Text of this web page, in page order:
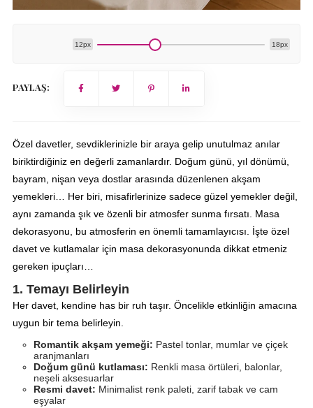
12px 18px
PAYLAŞ:
Özel davetler, sevdiklerinizle bir araya gelip unutulmaz anılar
biriktirdiğiniz en değerli zamanlardır. Doğum günü, yıl dönümü,
bayram, nişan veya dostlar arasında düzenlenen akşam
yemekleri… Her biri, misafirlerinize sadece güzel yemekler değil,
aynı zamanda şık ve özenli bir atmosfer sunma fırsatı. Masa
dekorasyonu, bu atmosferin en önemli tamamlayıcısı. İşte özel
davet ve kutlamalar için masa dekorasyonunda dikkat etmeniz
gereken ipuçları…
1. Temayı Belirleyin
Her davet, kendine has bir ruh taşır. Öncelikle etkinliğin amacına
uygun bir tema belirleyin.
Romantik akşam yemeği: Pastel tonlar, mumlar ve çiçek
aranjmanları
Doğum günü kutlaması: Renkli masa örtüleri, balonlar,
neşeli aksesuarlar
Resmi davet: Minimalist renk paleti, zarif tabak ve cam
eşyalar